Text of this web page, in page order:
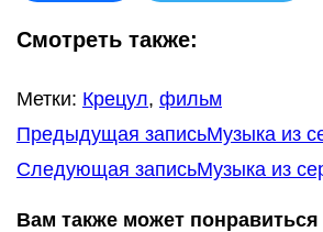
Смотреть также:
Метки: Крецул, фильм
Еще
статьи
Предыдущая записьМузыка из
Следующая записьМузыка из
Вам также может понравиться